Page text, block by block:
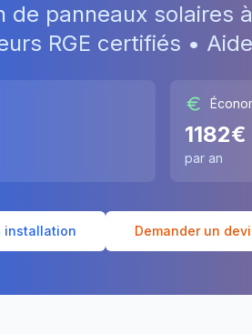
de panneaux solaires à
RGE certifiés •
1182€
par an
installation Demander un